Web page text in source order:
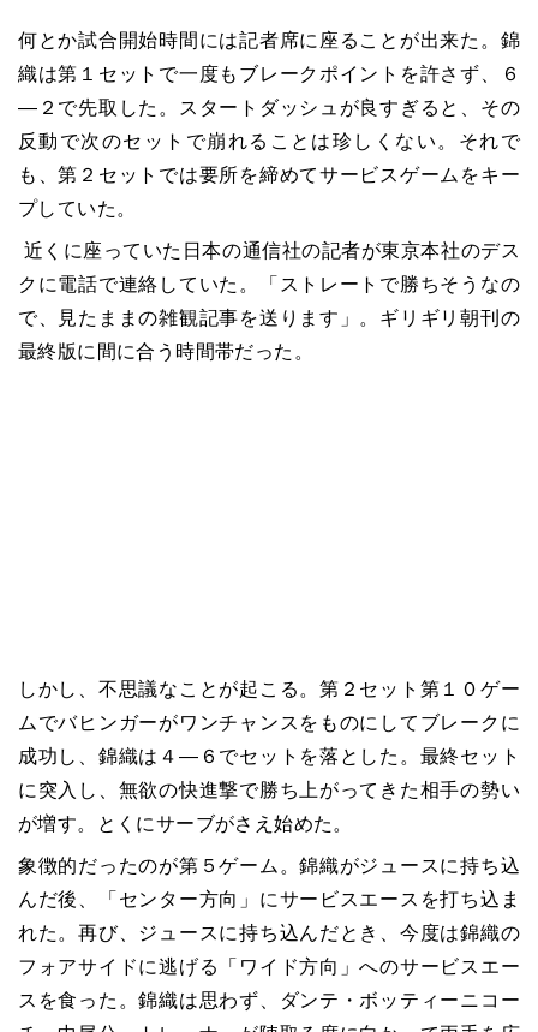
何とか試合開始時間には記者席に座ることが出来た。錦
織は第１セットで一度もブレークポイントを許さず、６
―２で先取した。スタートダッシュが良すぎると、その
反動で次のセットで崩れることは珍しくない。それで
も、第２セットでは要所を締めてサービスゲームをキー
プしていた。
近くに座っていた日本の通信社の記者が東京本社のデス
クに電話で連絡していた。「ストレートで勝ちそうなの
で、見たままの雑観記事を送ります」。ギリギリ朝刊の
最終版に間に合う時間帯だった。
しかし、不思議なことが起こる。第２セット第１０ゲー
ムでバヒンガーがワンチャンスをものにしてブレークに
成功し、錦織は４―６でセットを落とした。最終セット
に突入し、無欲の快進撃で勝ち上がってきた相手の勢い
が増す。とくにサーブがさえ始めた。
象徴的だったのが第５ゲーム。錦織がジュースに持ち込
んだ後、「センター方向」にサービスエースを打ち込ま
れた。再び、ジュースに持ち込んだとき、今度は錦織の
フォアサイドに逃げる「ワイド方向」へのサービスエー
スを食った。錦織は思わず、ダンテ・ボッティーニコー